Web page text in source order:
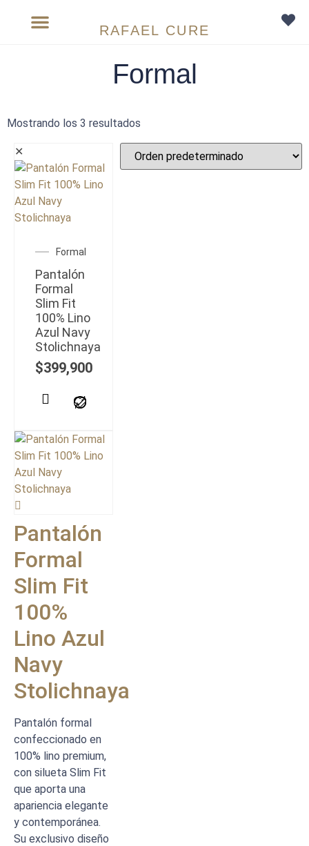
RAFAEL CURE
Formal
Mostrando los 3 resultados
✕
Formal
Pantalón
Formal
Slim Fit
100% Lino
Azul Navy
Stolichnaya
$399,900
Pantalón
Formal
Slim Fit
100%
Lino Azul
Navy
Stolichnaya
Pantalón formal
confeccionado en
100% lino premium,
con silueta Slim Fit
que aporta una
apariencia elegante
y contemporánea.
Su exclusivo diseño